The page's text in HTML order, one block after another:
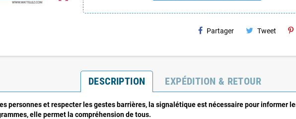
Partager Tweet
DESCRIPTION EXPÉDITION & RETOUR
personnes et respecter les gestes barrières, la signalétique est nécessaire pour informer
elle permet la compréhension de tous.